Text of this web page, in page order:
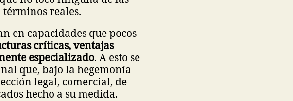
reales.
en capacidades que pocos
críticas, ventajas
especializado. A esto se
que, bajo la hegemonía
legal, comercial, de
hecho a su medida.